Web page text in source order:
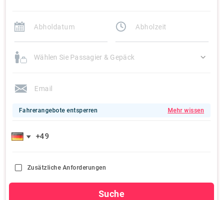
Wählen Sie Passagier & Gepäck
Fahrerangebote entsperren Mehr wissen
Zusätzliche Anforderungen
Suche